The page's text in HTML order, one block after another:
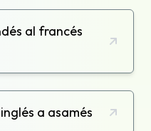
al francés
a asamés